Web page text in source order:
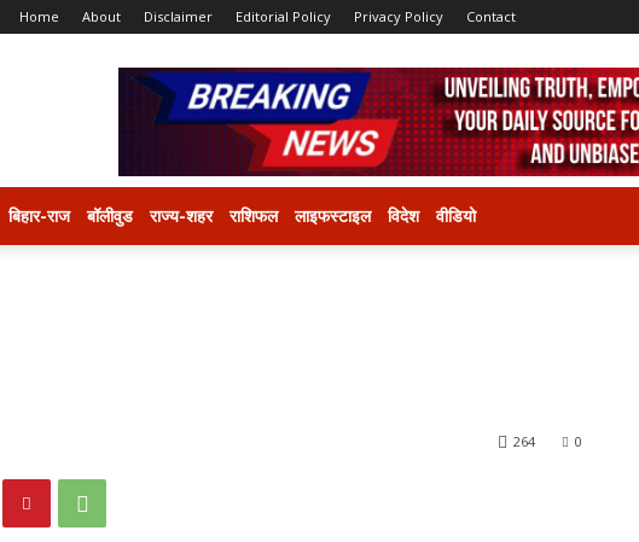
Home About Disclaimer Editorial Policy Privacy Policy Contact
बिहार-राज बॉलीवुड राज्य-शहर राशिफल लाइफस्टाइल विदेश वीडियो
0
264